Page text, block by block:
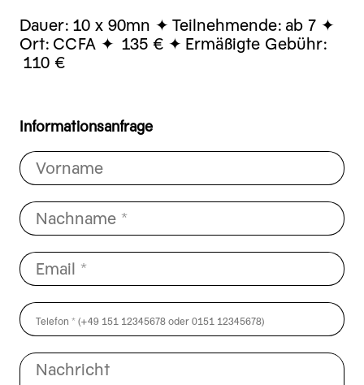
Dauer: 10 x 90mn Teilnehmende: ab 7
Ort: CCFA 135 €
Ermäßigte Gebühr:
110 €
Informationsanfrage